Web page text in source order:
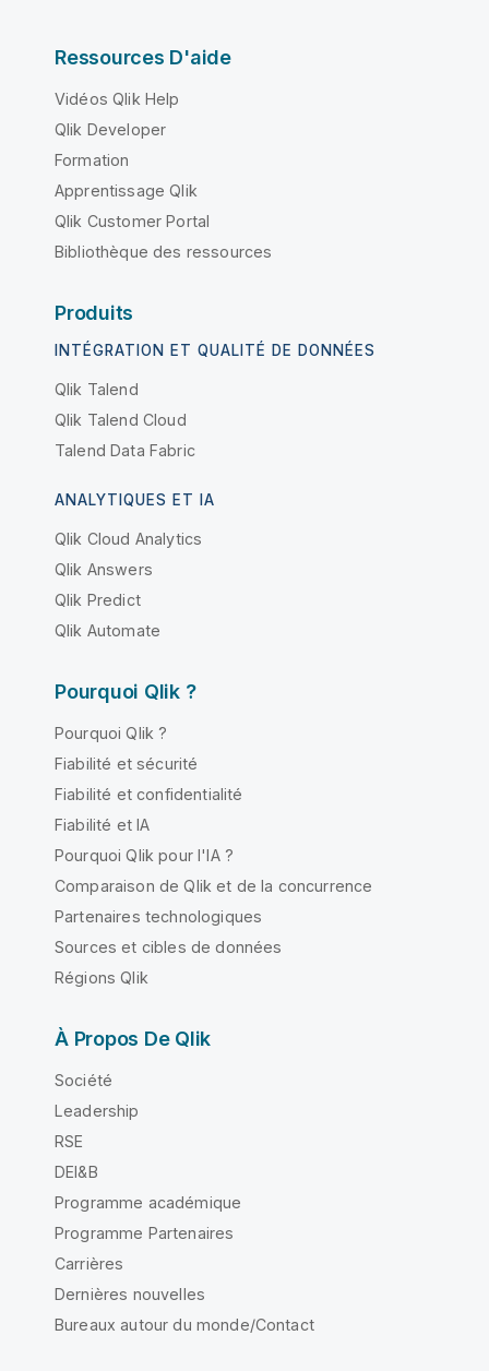
Ressources D'aide
Vidéos Qlik Help
Qlik Developer
Formation
Apprentissage Qlik
Qlik Customer Portal
Bibliothèque des ressources
Produits
INTÉGRATION ET QUALITÉ DE DONNÉES
Qlik Talend
Qlik Talend Cloud
Talend Data Fabric
ANALYTIQUES ET IA
Qlik Cloud Analytics
Qlik Answers
Qlik Predict
Qlik Automate
Pourquoi Qlik ?
Pourquoi Qlik ?
Fiabilité et sécurité
Fiabilité et confidentialité
Fiabilité et IA
Pourquoi Qlik pour l'IA ?
Comparaison de Qlik et de la concurrence
Partenaires technologiques
Sources et cibles de données
Régions Qlik
À Propos De Qlik
Société
Leadership
RSE
DEI&B
Programme académique
Programme Partenaires
Carrières
Dernières nouvelles
Bureaux autour du monde/Contact